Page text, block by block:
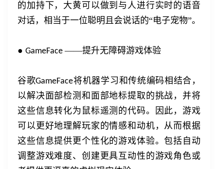
的加持下，大黄可以做到与人进行实时的语音
对话，相当于一位聪明且会说话的“电子宠物”。
● GameFace——提升无障碍游戏体验
谷歌GameFace将机器学习和传统编码相结合，
以解决面部检测和面部地标提取的挑战，并将
这些信息转化为鼠标遥测的代码。因此，游戏
可以更好地理解玩家的情感和动机，从而根据
这些信息提供更个性化的游戏体验。包括自动
调整游戏难度、创建更具互动性的游戏角色或